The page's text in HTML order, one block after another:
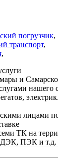
погрузчик,
транспорт,
,
и
электрик.
лицами
ТК на
ПЭК и т.д.